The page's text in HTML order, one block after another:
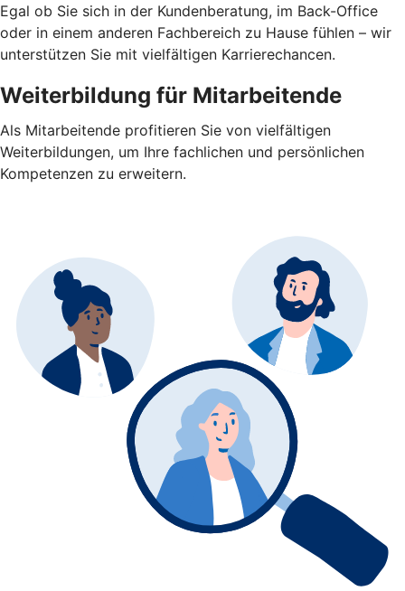
Egal ob Sie sich in der Kundenberatung, im Back-Office
oder in einem anderen Fachbereich zu Hause fühlen – wir
unterstützen Sie mit vielfältigen Karrierechancen.
Weiterbildung für Mitarbeitende
Als Mitarbeitende profitieren Sie von vielfältigen
Weiterbildungen, um Ihre fachlichen und persönlichen
Kompetenzen zu erweitern.